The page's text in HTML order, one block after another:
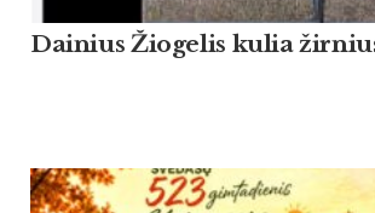
Dainius Žiogelis kulia